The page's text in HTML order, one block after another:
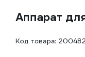
Аппарат
Код товара: